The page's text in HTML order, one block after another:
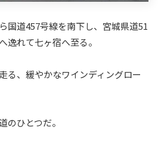
国道457号線を南下し、宮城県道51
逸れて七ヶ宿へ至る。
る、緩やかなワインディングロー
のひとつだ。